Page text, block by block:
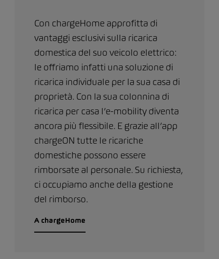
Con chargeHome approfitta di
vantaggi esclusivi sulla ricarica
domestica del suo veicolo elettrico:
le offriamo infatti una soluzione di
ricarica individuale per la sua casa di
proprietà. Con la sua colonnina di
ricarica per casa l’e-mobility diventa
ancora più flessibile. E grazie all’app
chargeON tutte le ricariche
domestiche possono essere
rimborsate al personale. Su richiesta,
ci occupiamo anche della gestione
del rimborso.
A chargeHome